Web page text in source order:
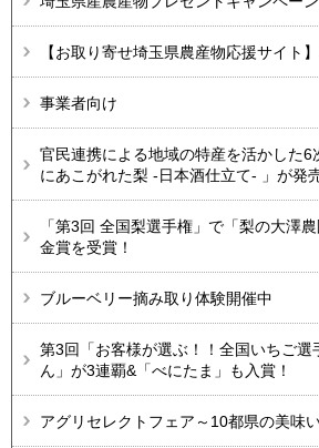
【お取り寄せ埼玉県農産物応援サイト
事業者向け
官民連携による地域の特産を活かした6
にあこがれた梨 -日本酒仕立て- 」が発
「第3回 全国梨選手権」で「梨の大澤
金賞を受賞！
ブルーベリー摘み取り体験開催中
第3回「お客様が選ぶ！！全国いちご選
ん」が3連覇&「べにたま」も入賞！
アグリセレクトフェア～10都県の美味